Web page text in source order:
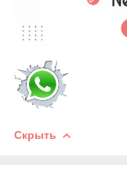
Скрыть